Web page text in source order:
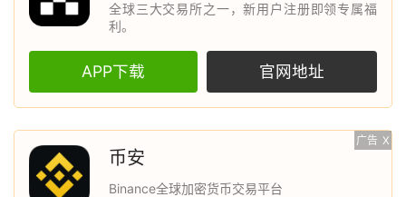
全球三大交易所之一，新用户注册即领专属福
利。
APP下载 官网地址
广告 X
币安
Binance全球加密货币交易平台